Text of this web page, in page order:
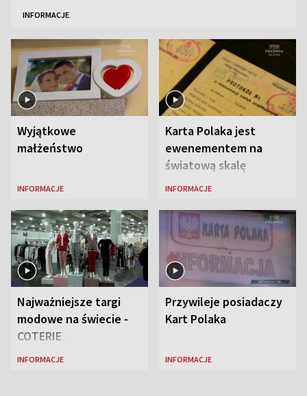
INFORMACJE
Wyjątkowe
małżeństwo
INFORMACJE
Karta Polaka jest
ewenementem na
światową skalę
INFORMACJE
Najważniejsze targi
modowe na świecie -
COTERIE
INFORMACJE
Przywileje posiadaczy
Kart Polaka
INFORMACJE